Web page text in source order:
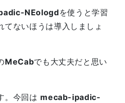
NEologdを使うと学習
てないほうは導入しましょ
MeCabでも大丈夫だと思い
。今回は mecab-ipadic-